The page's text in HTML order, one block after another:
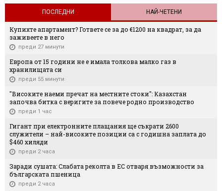
ПОСЛЕДНИ НАЙ-ЧЕТЕНИ
Купихте апартамент? Гответе се за до €1200 на квадрат, за да
заживеете в него
преди 27 минути
Европа от 15 години не е имала толкова малко газ в
хранилищата си
преди 55 минути
"Високите наеми пречат на местните стоки": Казахстан
започва битка с веригите за повече родно производство
преди 1 час
Гигант при електронните плащания ще съкрати 2600
служители – най-високите позиции са с годишна заплата до
$460 хиляди
преди 2 часа
Заради сушата: Слабата реколта в ЕС отваря възможности за
българската пшеница
преди 2 часа